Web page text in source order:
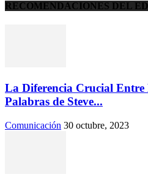
RECOMENDACIONES DEL
La Diferencia Crucial Entre
Palabras de Steve...
Comunicación 30 octubre, 2023